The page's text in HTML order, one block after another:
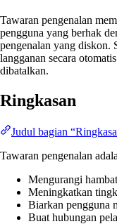
Tawaran pengenalan
pengguna yang berhak
pengenalan yang diskon.
langganan secara
dibatalkan.
Ringkasan
Judul bagian
Tawaran pengenalan
Mengurangi
Meningkatkan
Biarkan pengguna
Buat hubungan